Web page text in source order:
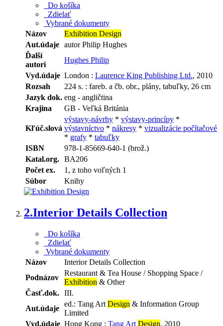
Do košíka
Zdielať
Vybrané dokumenty
Názov
Exhibition Design
Aut.údaje autor Philip Hughes
Ďalší
autori
Hughes Philip
Vyd.údaje London : Laurence King Publishing Ltd., 2010
Rozsah
224 s. : fareb. a čb. obr., plány, tabuľky, 26 cm
Jazyk dok. eng - angličtina
Krajina
GB - Veľká Británia
Kľúč.slová
výstavy-návrhy * výstavy-princípy *
výstavníctvo * nákresy * vizualizácie počítačové
* grafy * tabuľky
ISBN
978-1-85669-640-1 (brož.)
Katal.org. BA206
Počet ex.
1, z toho voľných 1
Súbor
Knihy
2.Interior Details Collection
Do košíka
Zdielať
Vybrané dokumenty
Názov
Interior Details Collection
Podnázov
Restaurant & Tea House / Shopping Space /
Exhibition & Other
Časť.dok. III.
Aut.údaje
ed.: Tang Art Design & Information Group
Limited
Vyd.údaje Hong Kong : Tang Art Design, 2010